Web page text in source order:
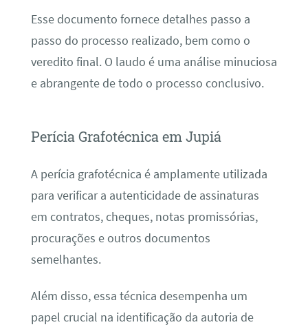
Esse documento fornece detalhes passo a
passo do processo realizado, bem como o
veredito final. O laudo é uma análise minuciosa
e abrangente de todo o processo conclusivo.
Perícia Grafotécnica em Jupiá
A perícia grafotécnica é amplamente utilizada
para verificar a autenticidade de assinaturas
em contratos, cheques, notas promissórias,
procurações e outros documentos
semelhantes.
Além disso, essa técnica desempenha um
papel crucial na identificação da autoria de